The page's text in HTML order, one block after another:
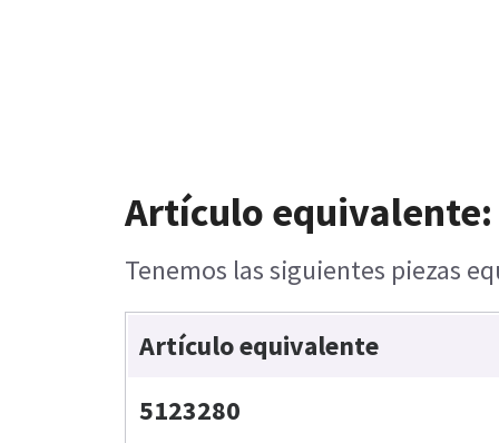
Artículo equivalente:
Tenemos las siguientes piezas
Artículo equivalente
5123280